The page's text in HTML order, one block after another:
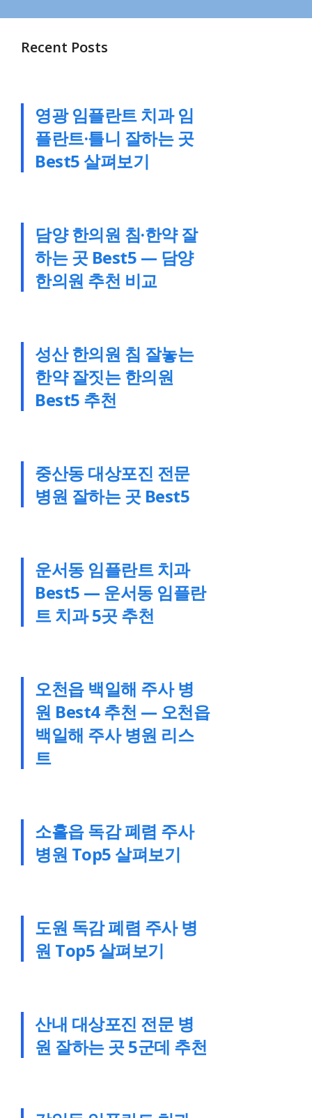
Recent Posts
영광 임플란트 치과 임
플란트·틀니 잘하는 곳
Best5 살펴보기
담양 한의원 침·한약 잘
하는 곳 Best5 — 담양
한의원 추천 비교
성산 한의원 침 잘놓는
한약 잘짓는 한의원
Best5 추천
중산동 대상포진 전문
병원 잘하는 곳 Best5
운서동 임플란트 치과
Best5 — 운서동 임플란
트 치과 5곳 추천
오천읍 백일해 주사 병
원 Best4 추천 — 오천읍
백일해 주사 병원 리스
트
소흘읍 독감 폐렴 주사
병원 Top5 살펴보기
도원 독감 폐렴 주사 병
원 Top5 살펴보기
산내 대상포진 전문 병
원 잘하는 곳 5군데 추천